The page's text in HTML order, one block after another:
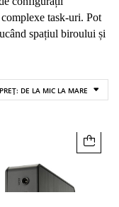
task-uri. Pot
spațiul biroului și
DE LA MIC LA MARE